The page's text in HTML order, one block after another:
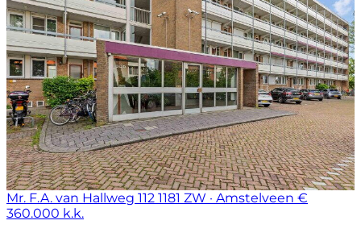
Mr. F.A. van Hallweg 112 1181 ZW · Amstelveen €
360.000 k.k.